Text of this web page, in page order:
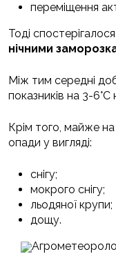
переміщення
Тоді спостерігалося
нічними
Між тим середні
показників на 3-
Крім того, майже на
опади у вигляді:
снігу;
мокрого снігу;
льодяної крупи;
дощу.